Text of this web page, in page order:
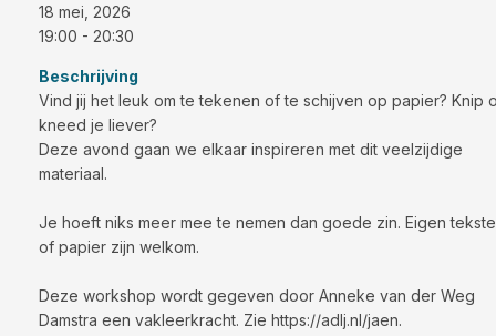
18 mei, 2026
19:00 - 20:30
Beschrijving
Vind jij het leuk om te tekenen of te schijven op papier? Knip
kneed je liever?
Deze avond gaan we elkaar inspireren met dit veelzijdige
materiaal.
Je hoeft niks meer mee te nemen dan goede zin. Eigen
of papier zijn welkom.
Deze workshop wordt gegeven door Anneke van der Weg
Damstra een vakleerkracht. Zie https://adlj.nl/jaen.